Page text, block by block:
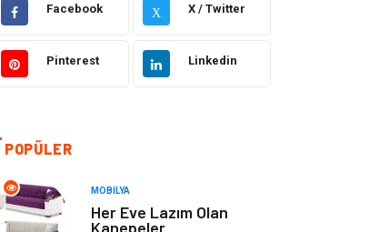
Giyim
Makine
Facebook X X / Twitter
Pinterest Linkedin
POPÜLER
MOBILYA
Her Eve Lazım Olan
Kanepeler